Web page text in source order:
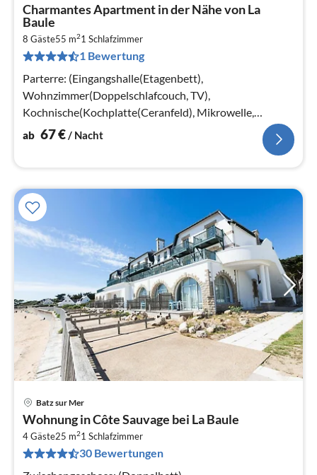
Charmantes Apartment in der Nähe von La
Baule
8 Gäste55 m21 Schlafzimmer
1 Bewertung
Parterre: (Eingangshalle(Etagenbett),
Wohnzimmer(Doppelschlafcouch, TV),
Kochnische(Kochplatte(Ceranfeld), Mikrowelle,
Spülmaschine, Kühlschrank)
ab 67€/ Nacht
Batz sur Mer
Wohnung in Côte Sauvage bei La Baule
4 Gäste25 m21 Schlafzimmer
30 Bewertungen